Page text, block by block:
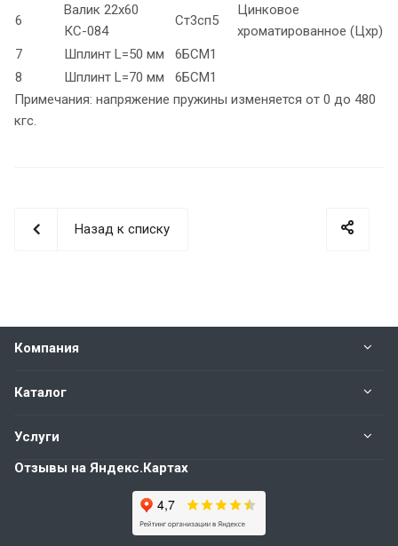
6
Валик 22х60
КС-084
Ст3сп5
Цинковое
хроматированное (Цхр)
7
Шплинт L=50 мм
6БСМ1
8
Шплинт L=70 мм
6БСМ1
Примечания: напряжение пружины изменяется от 0 до 480
кгс.
Назад к списку
Компания
Каталог
Услуги
Отзывы на Яндекс.Картах